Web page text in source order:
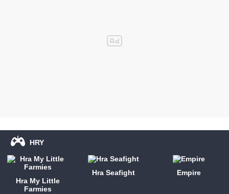
HRY
Hra My Little
Farmies
Hra Seafight Empire